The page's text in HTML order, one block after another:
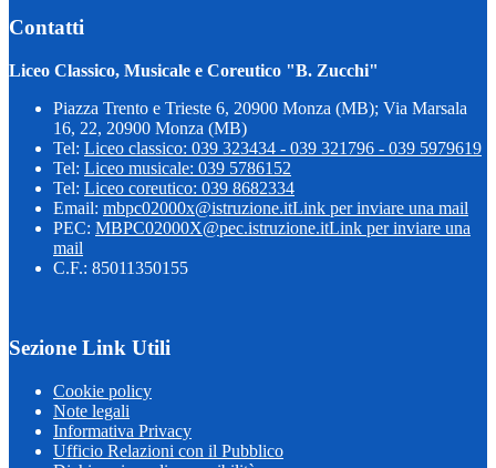
Contatti
Liceo Classico, Musicale e Coreutico "B. Zucchi"
Piazza Trento e Trieste 6, 20900 Monza (MB); Via Marsala
16, 22, 20900 Monza (MB)
Tel: Liceo classico: 039 323434 - 039 321796 - 039 5979619
Tel: Liceo musicale: 039 5786152
Tel: Liceo coreutico: 039 8682334
Email: mbpc02000x@istruzione.itLink per inviare una mail
PEC: MBPC02000X@pec.istruzione.itLink per inviare una
mail
C.F.: 85011350155
Sezione Link Utili
Cookie policy
Note legali
Informativa Privacy
Ufficio Relazioni con il Pubblico